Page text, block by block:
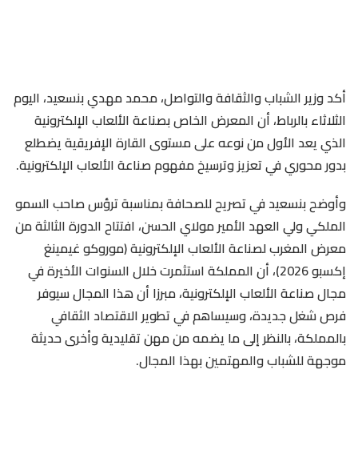
أكد وزير الشباب والثقافة والتواصل، محمد مهدي بنسعيد، اليوم
الثلاثاء بالرباط، أن المعرض الخاص بصناعة الألعاب الإلكترونية
الذي يعد الأول من نوعه على مستوى القارة الإفريقية يضطلع
بدور محوري في تعزيز وترسيخ مفهوم صناعة الألعاب الإلكترونية.
وأوضح بنسعيد في تصريح للصحافة بمناسبة ترؤس صاحب السمو
الملكي ولي العهد الأمير مولاي الحسن، افتتاح الدورة الثالثة من
معرض المغرب لصناعة الألعاب الإلكترونية (موروكو غيمينغ
إكسبو 2026)، أن المملكة استثمرت خلال السنوات الأخيرة في
مجال صناعة الألعاب الإلكترونية، مبرزا أن هذا المجال سيوفر
فرص شغل جديدة، وسيساهم في تطوير الاقتصاد الثقافي
بالمملكة، بالنظر إلى ما يضمه من مهن تقليدية وأخرى حديثة
موجهة للشباب والمهتمين بهذا المجال.